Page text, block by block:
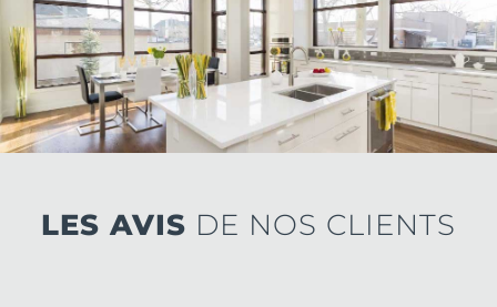
LES AVIS DE NOS CLIENTS